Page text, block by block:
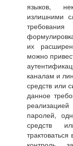
языков,
излишними
их
можно
каналам и
средств или
данное
паролей,
средств